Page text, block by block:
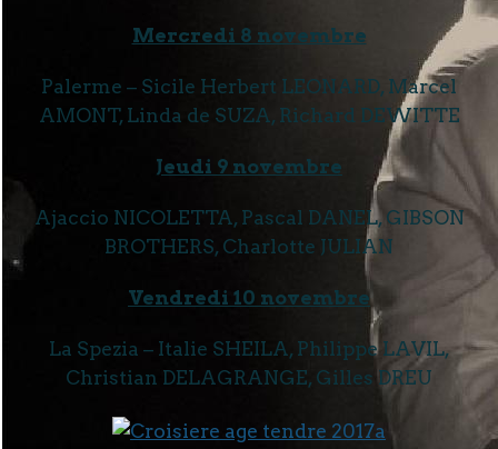
Mercredi 8 novembre
Palerme – Sicile Herbert LEONARD, Marcel
AMONT, Linda de SUZA, Richard DEWITTE
Jeudi 9 novembre
Ajaccio NICOLETTA, Pascal DANEL, GIBSON
BROTHERS, Charlotte JULIAN
Vendredi 10 novembre
La Spezia – Italie SHEILA, Philippe LAVIL,
Christian DELAGRANGE, Gilles DREU